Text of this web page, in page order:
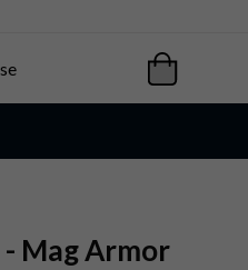
- Mag Armor